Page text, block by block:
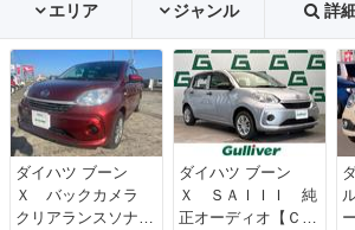
エリア ジャンル 詳
ダイハツ ブーン
Ｘ バックカメラ
クリアランスソナ
ダイハツ ブーン
Ｘ ＳＡＩＩＩ 純
正オーディオ【ＣＫ